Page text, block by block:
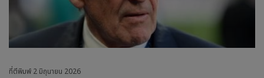
ที่ตีพิมพ์ 2 มิถุนายน 2026